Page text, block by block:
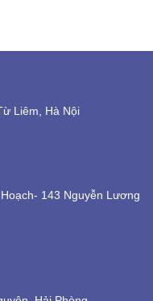
Liêm, Hà Nội
143 Nguyễn Lương